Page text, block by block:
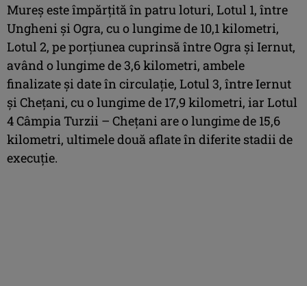
Mureş este împărţită în patru loturi, Lotul 1, între
Ungheni şi Ogra, cu o lungime de 10,1 kilometri,
Lotul 2, pe porţiunea cuprinsă între Ogra şi Iernut,
având o lungime de 3,6 kilometri, ambele
finalizate şi date în circulaţie, Lotul 3, între Iernut
şi Cheţani, cu o lungime de 17,9 kilometri, iar Lotul
4 Câmpia Turzii – Cheţani are o lungime de 15,6
kilometri, ultimele două aflate în diferite stadii de
execuţie.